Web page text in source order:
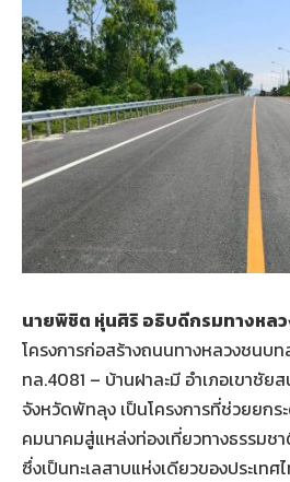
นายพิชิต หุ่นศิริ อธิบดีกรมทางหล
โครงการก่อสร้างถนนทางหลวงชนบ
ทล.4081 – บ้านฝาละมี อำเภอเขาชัย
จังหวัดพัทลุง เป็นโครงการที่ช่วยยกร
คมนาคมสู่แหล่งท่องเที่ยวทางธรรมช
ซึ่งเป็นทะเลสาบแห่งเดียวของประเท